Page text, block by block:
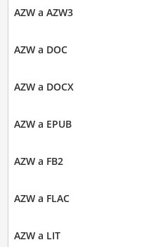
AZW a AZW3
AZW a DOC
AZW a DOCX
AZW a EPUB
AZW a FB2
AZW a FLAC
AZW a LIT